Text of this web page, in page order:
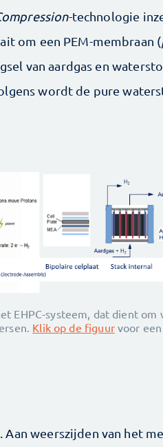
-technologie
om een PEM-membraan (
van aardgas en
wordt de pure
EHPC-systeem, dat dient
Klik op de figuurvoor
weerszijden van het